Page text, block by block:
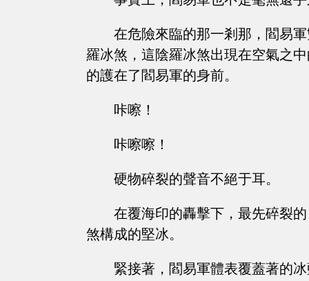
在危險來臨的那一剎那，閻易
羅冰煞，這陰羅冰煞出現在空氣之
的護在了閻易軍的身前。
咔嚓！
咔嚓嚓！
硬物碎裂的聲音不絕于耳。
在覆海印的轟擊下，最先碎裂
煞構成的堅冰。
緊接著，閻易軍體表覆蓋著的